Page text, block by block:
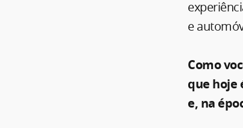
e
Como
que hoje
e, na